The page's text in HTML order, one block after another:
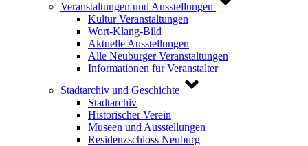
Veranstaltungen und Ausstellungen
Kultur Veranstaltungen
Wort-Klang-Bild
Aktuelle Ausstellungen
Alle Neuburger Veranstaltungen
Informationen für Veranstalter
Stadtarchiv und Geschichte
Stadtarchiv
Historischer Verein
Museen und Ausstellungen
Residenzschloss Neuburg